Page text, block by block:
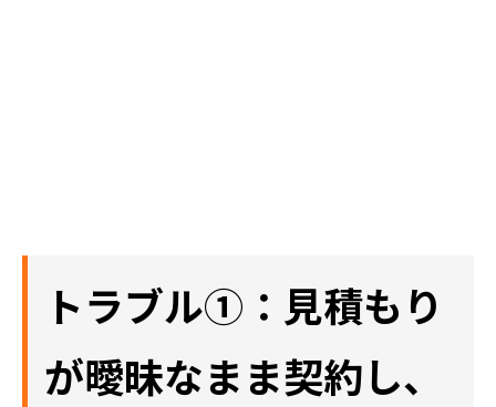
トラブル①：見積もり
が曖昧なまま契約し、